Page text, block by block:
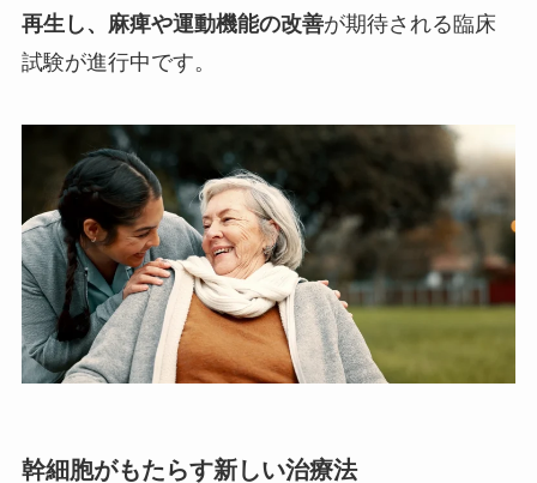
再生し、麻痺や運動機能の改善が期待される臨床
試験が進行中です。
幹細胞がもたらす新しい治療法